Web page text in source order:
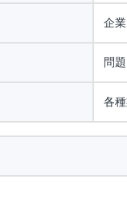
企
問
各